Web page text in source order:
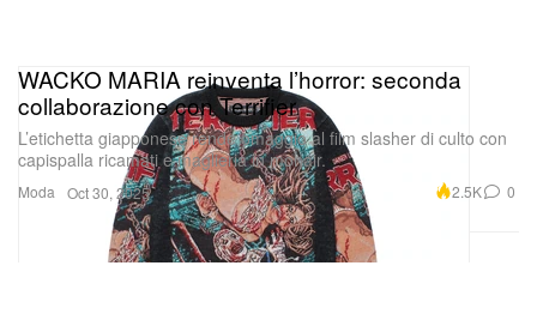
Moda
WACKO MARIA reinventa l’horror: seconda
collaborazione con Terrifier
L’etichetta giapponese rende omaggio al film slasher di culto con
capispalla ricamati e maglieria in mohair.
Oct 30, 2025 2.5K 0